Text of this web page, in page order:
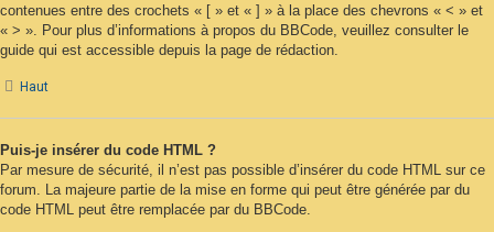
contenues entre des crochets « [ » et « ] » à la place des chevrons « < » et
« > ». Pour plus d’informations à propos du BBCode, veuillez consulter le
guide qui est accessible depuis la page de rédaction.
Haut
Puis-je insérer du code HTML ?
Par mesure de sécurité, il n’est pas possible d’insérer du code HTML sur ce
forum. La majeure partie de la mise en forme qui peut être générée par du
code HTML peut être remplacée par du BBCode.